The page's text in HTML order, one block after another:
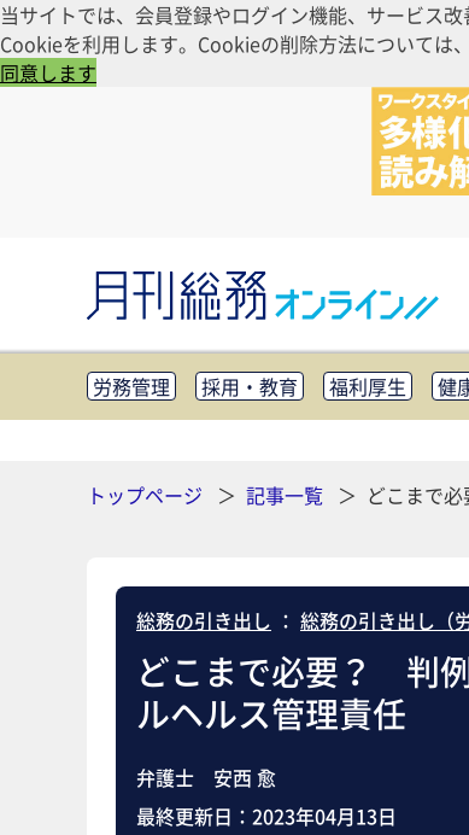
当サイトでは、会員登録やログイン機能、サービス
Cookieを利用します。Cookieの削除方法については
同意します
労務管理 採用・教育 福利厚生 健
知財管理
リスクマネジメント・BCP
トップページ
記事一覧 どこまで
総務の引き出し ： 総務の引き出し（
どこまで必要？ 判
ルヘルス管理責任
弁護士 安西 愈
最終更新日： 2023年04月13日